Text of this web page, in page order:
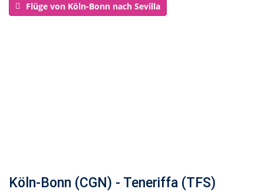
Flüge von Köln-Bonn nach Sevilla
Köln-Bonn (CGN) - Teneriffa (TFS)